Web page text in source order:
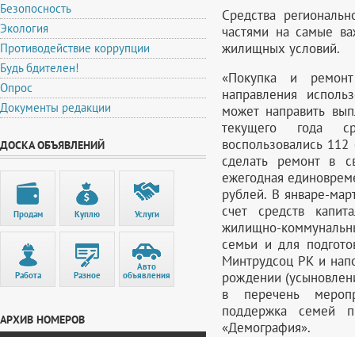
Безопосность
Экология
Противодействие коррупции
Будь бдителен!
Опрос
Документы редакции
ДОСКА ОБЪЯВЛЕНИЙ
Продам Куплю Услуги
Работа Разное
Авто
объявления
АРХИВ НОМЕРОВ
Средства
частями на самые
жилищных условий.
«Покупка и
направления
может направить
текущего года
воспользовались
сделать ремонт в
ежегодная
рублей. В январе-
счет средств
жилищно-
семьи и для
Минтрудсоц РК и
рождении
в перечень
поддержка семей
«Демография».